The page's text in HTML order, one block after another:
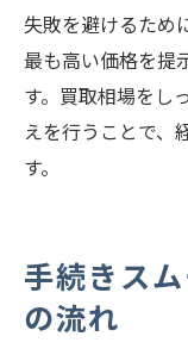
失敗を避けるため
最も高い価格を提
す。買取相場をし
えを行うことで、
す。
手続きス
の流れ